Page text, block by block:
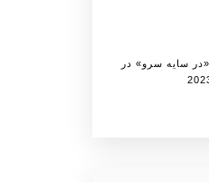
سایه سرو» در